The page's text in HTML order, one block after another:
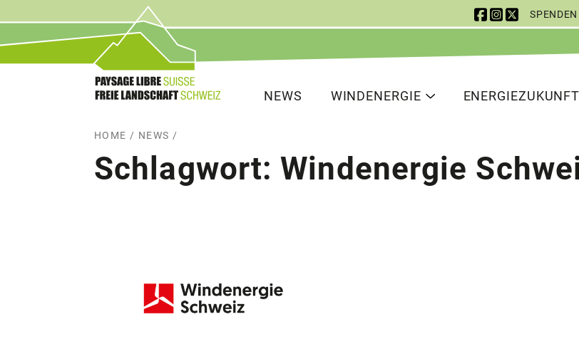
Service Navigation SPENDEN
NEWS WINDENERGIE ENERGIEZUKUNFT
HOME / NEWS /
Schlagwort:Windenergie